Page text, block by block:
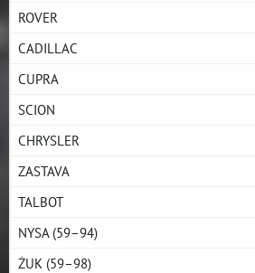
ROVER
CADILLAC
CUPRA
SCION
CHRYSLER
ZASTAVA
TALBOT
NYSA (59–94)
ŻUK (59–98)